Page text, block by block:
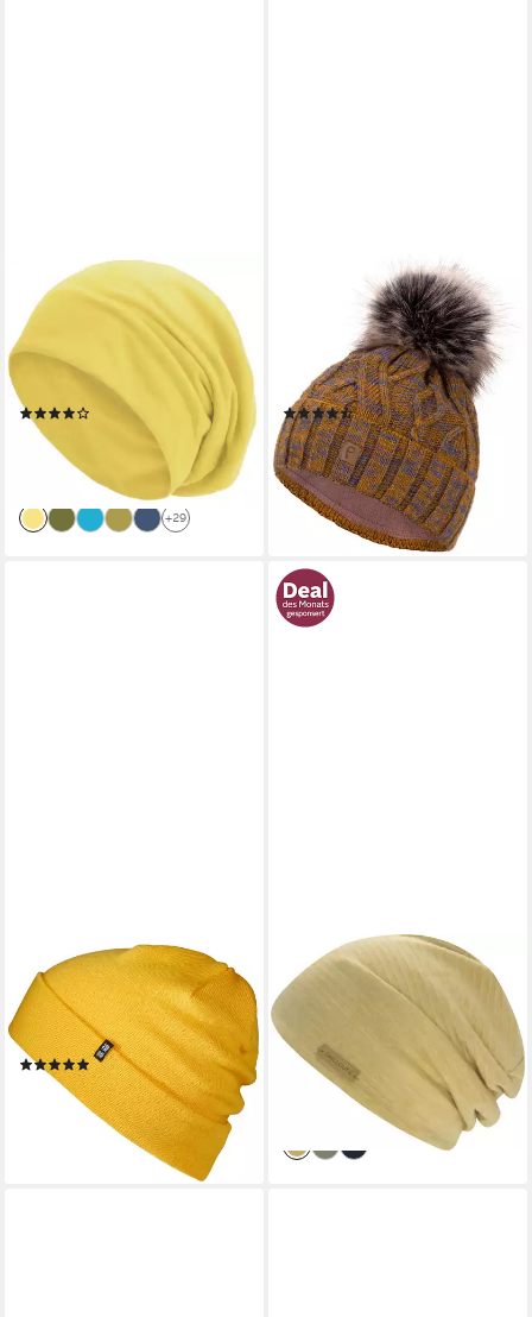
STYLE3
Beanie (1-St) Mütze Damen
Herren Haube Sommer
Herbst XXL Chemo
Schlafmütze Cap
14,90 € 18,90 €
lieferbar - in 4-5 Werktagen bei dir
+29
Bommelmütze Wintermütze
Damen Herren Mütze Beanie
Haube gefüttert
Bommelmütze
(31)
24,90 € UVP29,90 €
-17%
lieferbar - in 4-5 Werktagen bei dir
+1
ENTER THE COMPLEX
Beanie Mütze, Damen und
Herren 100% Merino Wolle, 2-
Lagig gestrickt
(2)
31,90 €
lieferbar - in 4-5 Werktagen bei dir
+14
CHILLOUTS
Beanie Pompei Hat Lässige
Beanie für urbanen Look
ab 11,49 €
22,99 €
nur diesen Monat
lieferbar - in 1-2 Werktagen bei dir